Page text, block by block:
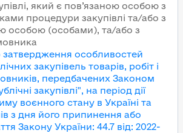
який є пов’язаною особою з
процедури закупівлі та/або з
особою (особами), та/або з
особливостей
закупівель товарів, робіт і
передбачених Законом
закупівлі", на період дії
воєнного стану в Україні та
з дня його припинення або
Закону України: 44.7 від: 2022-